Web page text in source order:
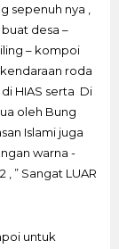
sepenuh nya ,
desa –
– kompoi
roda
HIAS serta Di
oleh Bung
Islami juga
warna -
” Sangat LUAR
untuk